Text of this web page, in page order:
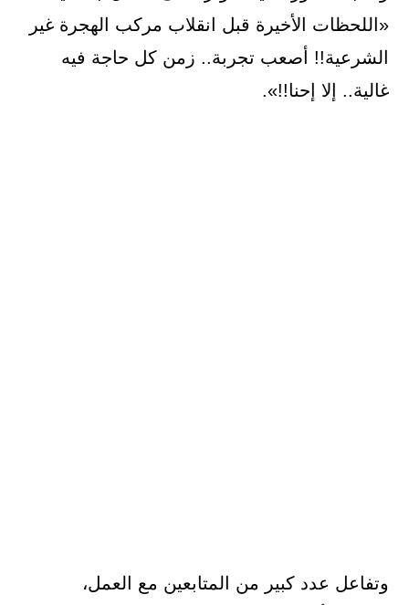
«اللحظات الأخيرة قبل انقلاب مركب الهجرة غير
الشرعية!! أصعب تجربة.. زمن كل حاجة فيه
غالية.. إلا إحنا!!».
وتفاعل عدد كبير من المتابعين مع العمل،